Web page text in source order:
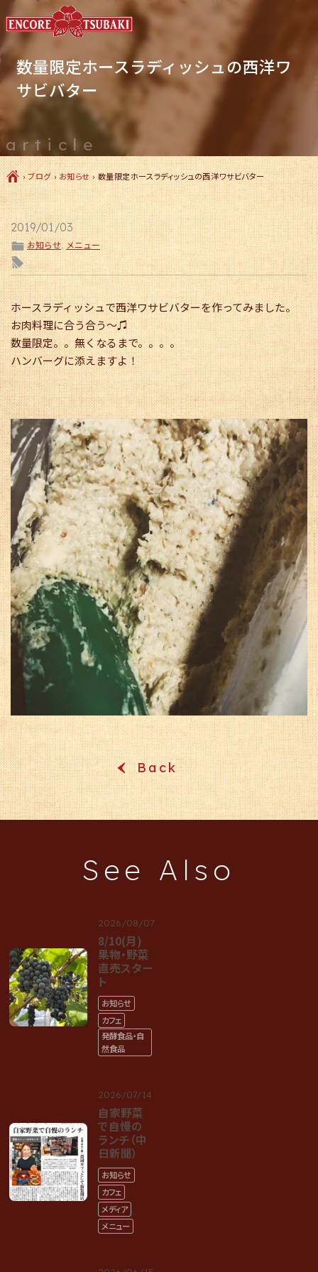
article
数量限定ホースラディッシュの西洋ワ
サビバター
Ç›ブログ›お知らせ›数量限定ホースラディッシュの西洋ワサビバター
2019/01/03
ë お知らせ, メニュー
l
ホースラディッシュで西洋ワサビバターを作ってみました。
お肉料理に合う合う〜♫
数量限定。。無くなるまで。。。。
ハンバーグに添えますよ！
‹ Back
See Also
2026/08/07
8/10(月)
果物・野菜
直売スター
ト
お知らせ
カフェ
発酵食品・自
然食品
2026/07/14
自家野菜
で自慢の
ランチ（中
日新聞）
お知らせ
カフェ
メディア
メニュー